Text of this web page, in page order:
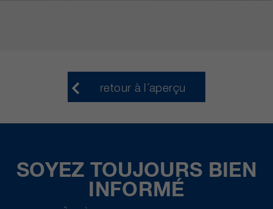
retour à l´aperçu
SOYEZ TOUJOURS BIEN
INFORMÉ